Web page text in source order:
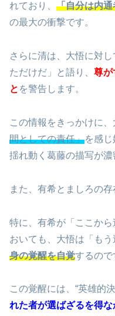
れており、 「自分は内
の最大の衝撃です。
さらに清は、大悟に対
ただけだ」と語り、 尊が
と を警告します。
この情報をきっかけに、
間としての責任」を感
揺れ動く葛藤の描写が濃
また、有希とましろの
特に、有希が「ここか
おいても、大悟は「もう
身の覚醒を自覚するので
この覚醒には、“英雄的
れた者が選ばざるを得な